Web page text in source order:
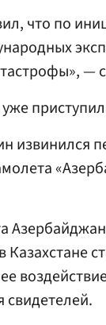
что по
—
извинился
свидетелей.